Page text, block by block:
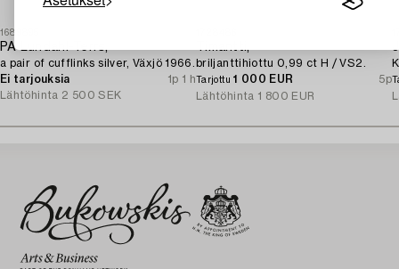
1689895
PA Lundahl-Terrs,
a pair of cufflinks silver, Växjö 1966.
Ei tarjouksia
1p 1 h
Lähtöhinta 2 500 SEK
Timantti,
briljanttihiottu 0,99 ct H / VS2.
Tarjottu1 000 EUR
5p
Lähtöhinta 1 800 EUR